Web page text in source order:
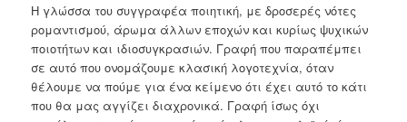
Η γλώσσα του συγγραφέα ποιητική, με δροσερές νότες
ρομαντισμού, άρωμα άλλων εποχών και κυρίως ψυχικών
ποιοτήτων και ιδιοσυγκρασιών. Γραφή που παραπέμπει
σε αυτό που ονομάζουμε κλασική λογοτεχνία, όταν
θέλουμε να πούμε για ένα κείμενο ότι έχει αυτό το κάτι
που θα μας αγγίζει διαχρονικά. Γραφή ίσως όχι